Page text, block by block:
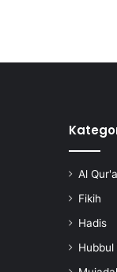
Al
Fikih
Hadis
Hubbul